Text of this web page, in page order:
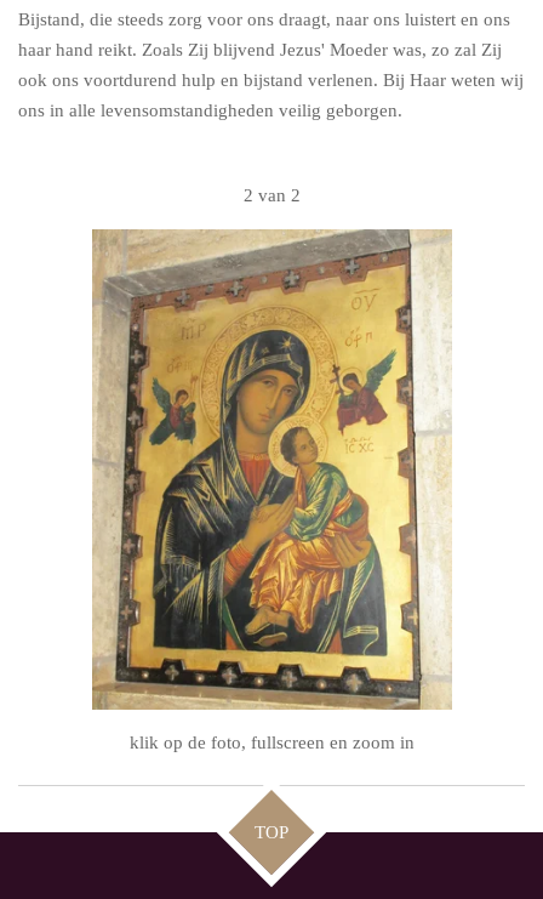
Bijstand, die steeds zorg voor ons draagt, naar ons luistert en ons
haar hand reikt. Zoals Zij blijvend Jezus' Moeder was, zo zal Zij
ook ons voortdurend hulp en bijstand verlenen. Bij Haar weten wij
ons in alle levensomstandigheden veilig geborgen.
2 van 2
klik op de foto, fullscreen en zoom in
TOP